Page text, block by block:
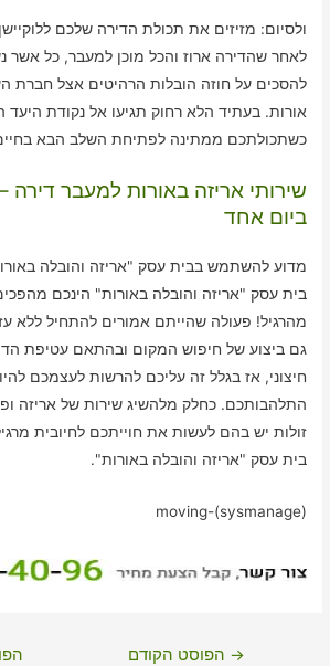
ולסיום: מזיזים את תכולת הדירה שלכם
לאחר שהדירה ארוז והכל מוכן למעבר, כל אשר
להסכים על חוזה הובלות הרהיטים אצל חברת
אורות. בעתיד הלא רחוק תגיעו אל נקודת
כשתכולתכם ממתינה לפתיחת השלב הבא
שירותי אריזה באורות למעבר דירה
ביום אחד
מדוע להשתמש בבית עסק "אריזה והובלה
בית עסק "אריזה והובלה באורות" הינכם
מהרגיל! פעולה שהייתם אמורים להתחיל ללא
גם ביצוע של חיפוש המקום ובהתאם עטיפת
חיצוני, אז בגלל זה עליכם להרשות לעצמכם
התלהבותכם. כחלק מלהשיג שירות של אריזה
זולות יש בהם לעשות את חוייתכם לחיובית
בית עסק "אריזה והובלה באורות".
moving-(sysmanage)
ניווט→ הפוסט הקודם